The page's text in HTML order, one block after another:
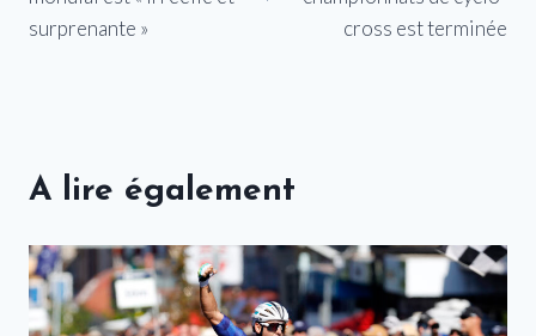
surprenante »
cross est terminée
A lire également